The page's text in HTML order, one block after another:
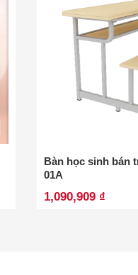
Bàn học sinh bán
01A
1,090,909 ₫